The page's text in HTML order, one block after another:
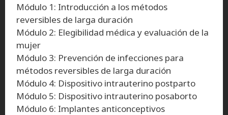
Módulo 1: Introducción a los métodos
reversibles de larga duración
Módulo 2: Elegibilidad médica y evaluación de la
mujer
Módulo 3: Prevención de infecciones para
métodos reversibles de larga duración
Módulo 4: Dispositivo intrauterino postparto
Módulo 5: Dispositivo intrauterino posaborto
Módulo 6: Implantes anticonceptivos